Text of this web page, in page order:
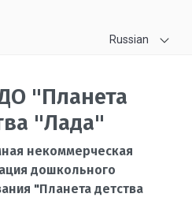
Russian
"Планета
"Лада"
некоммерческая
дошкольного
"Планета детства